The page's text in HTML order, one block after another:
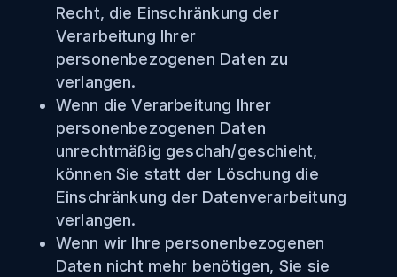
Recht, die Einschränkung der
Verarbeitung Ihrer
personenbezogenen Daten zu
verlangen.
Wenn die Verarbeitung Ihrer
personenbezogenen Daten
unrechtmäßig geschah/geschieht,
können Sie statt der Löschung die
Einschränkung der Datenverarbeitung
verlangen.
Wenn wir Ihre personenbezogenen
Daten nicht mehr benötigen, Sie sie